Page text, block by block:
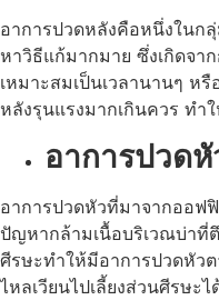
อาการปวดหลังคือหนึ่งใน
หาวิธีแก้มากมาย ซึ่งเกิดจา
เหมาะสมเป็นเวลานานๆ ห
หลังรุนแรงมากเกินควร ทำ
อาการปวดหั
อาการปวดหัวที่มาจากออฟ
ปัญหากล้ามเนื้อบริเวณบ่าที่
ศีรษะทำให้มีอาการปวดหัว
ไหลเวียนไปเลี้ยงส่วนศีรษะ